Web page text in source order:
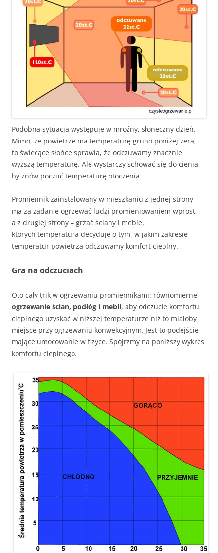
Podobna sytuacja występuje w mroźny, słoneczny dzień.
Mimo, że powietrze ma temperaturę grubo poniżej zera,
to świecące słońce sprawia, że odczuwamy znacznie
wyższą temperaturę. Ale wystarczy schować się do cienia,
by znów poczuć temperaturę otoczenia.
Promiennik zainstalowany w mieszkaniu z jednej strony
ma za zadanie ogrzewać ludzi promieniowaniem wprost,
a z drugiej strony – grzać ściany i meble,
których temperatura decyduje o tym, w jakim zakresie
temperatur powietrza odczuwamy komfort cieplny.
Gra na odczuciach
Oto cały trik w ogrzewaniu promiennikami: równomierne
ogrzewanie ścian, podłóg i mebli, aby odczucie komfortu
cieplnego uzyskać w niższej temperaturze niż to miałoby
miejsce przy ogrzewaniu konwekcyjnym. Jest to podejście
mające umocowanie w fizyce. Spójrzmy na poniższy wykres
komfortu cieplnego.